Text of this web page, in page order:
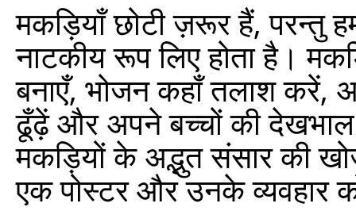
मकड़ियाँ छोटी ज़रूर हैं, परन्तु
नाटकीय रूप लिए होता है।
बनाएँ, भोजन कहाँ तलाश करें,
ढूँढ़ें और अपने बच्चों की
मकड़ियों के अद्भुत संसार की
एक पोस्‍टर और उनके व्‍यवहार